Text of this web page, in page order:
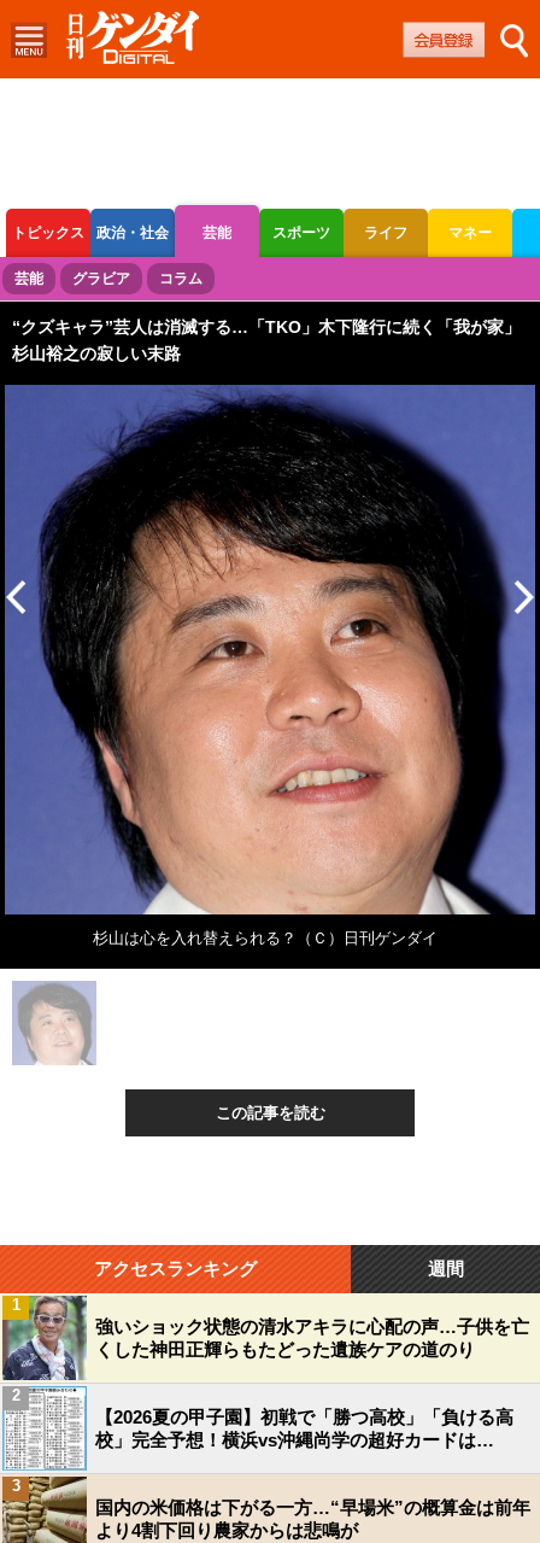
トピックス 政治・社会 芸能 スポーツ ライフ マネー
ボートレース 競輪 オートレース
芸能 グラビア コラム
“クズキャラ”芸人は消滅する…「TKO」木下隆行に続く「我が家」
杉山裕之の寂しい末路
杉山は心を入れ替えられる？（Ｃ）日刊ゲンダイ
この記事を読む
アクセスランキング 週間
強いショック状態の清水アキラに心配の声…子供を亡
くした神田正輝らもたどった遺族ケアの道のり
1
【2026夏の甲子園】初戦で「勝つ高校」「負ける高
校」完全予想！横浜vs沖縄尚学の超好カードは…
2
国内の米価格は下がる一方…“早場米”の概算金は前年
より4割下回り農家からは悲鳴が
3